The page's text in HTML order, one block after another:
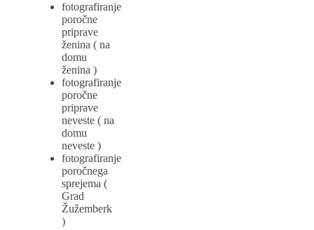
fotografiranje
poročne
priprave
ženina ( na
domu
ženina )
fotografiranje
poročne
priprave
neveste ( na
domu
neveste )
fotografiranje
poročnega
sprejema (
Grad
Žužemberk
)